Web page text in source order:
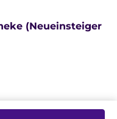
(Neueinsteiger